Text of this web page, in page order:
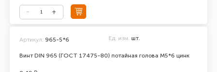
Винт DIN 965 (ГОСТ 17475-80) потайная голова М5*6 цинк
Артикул: 965-5*6 Ед. изм. шт.